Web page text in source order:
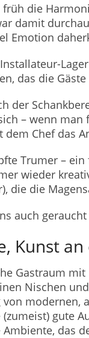
die
damit
Emotion
das die
der
– wenn
Chef das
Trumer –
wieder
die die
auch
Kunst
Gastraum
Nischen
modernen,
gute
das